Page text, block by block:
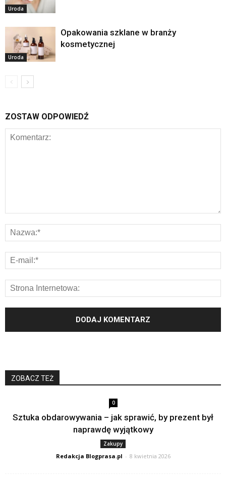
Uroda
Uroda
Opakowania szklane w branży
kosmetycznej
ZOSTAW ODPOWIEDŹ
ZOBACZ TEŻ
0
Sztuka obdarowywania – jak sprawić, by prezent był
naprawdę wyjątkowy
Zakupy
Redakcja Blogprasa.pl - 8 kwietnia 2026